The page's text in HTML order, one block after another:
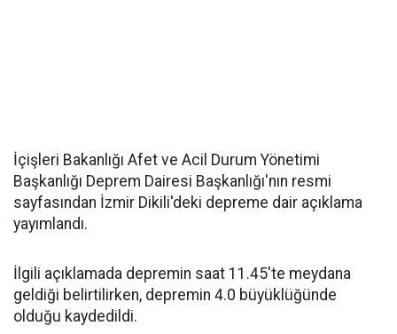
İçişleri Bakanlığı Afet ve Acil Durum Yönetimi
Başkanlığı Deprem Dairesi Başkanlığı'nın resmi
sayfasından İzmir Dikili'deki depreme dair açıklama
yayımlandı.
İlgili açıklamada depremin saat 11.45'te meydana
geldiği belirtilirken, depremin 4.0 büyüklüğünde
olduğu kaydedildi.